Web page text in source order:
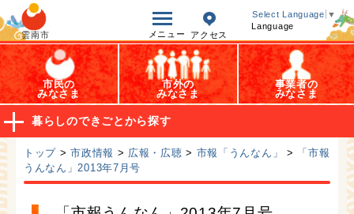
雲南市 メニュー アクセス
Select Language ▼
Language
オープンデータ
市民の
みなさま
市外の
みなさま
事業者の
みなさま
暮らしのできごとから探す
トップ >市政情報 > 広報・広聴 > 市報「うんなん」 >
「市報
うんなん」2013年7月号